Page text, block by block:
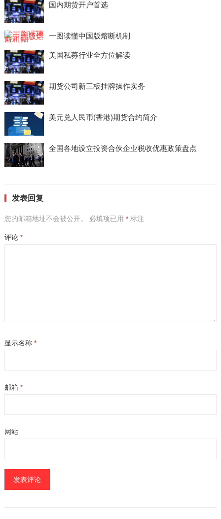
国内期货开户首选
一图读懂中国版熔断机制
美国私募行业全方位解读
期货公司新三板挂牌操作实务
美元兑人民币(香港)期货合约简介
全国各地设立投资合伙企业税收优惠政策盘点
发表回复
您的邮箱地址不会被公开。 必填项已用 *标注
评论 *
显示名称 *
邮箱 *
网站